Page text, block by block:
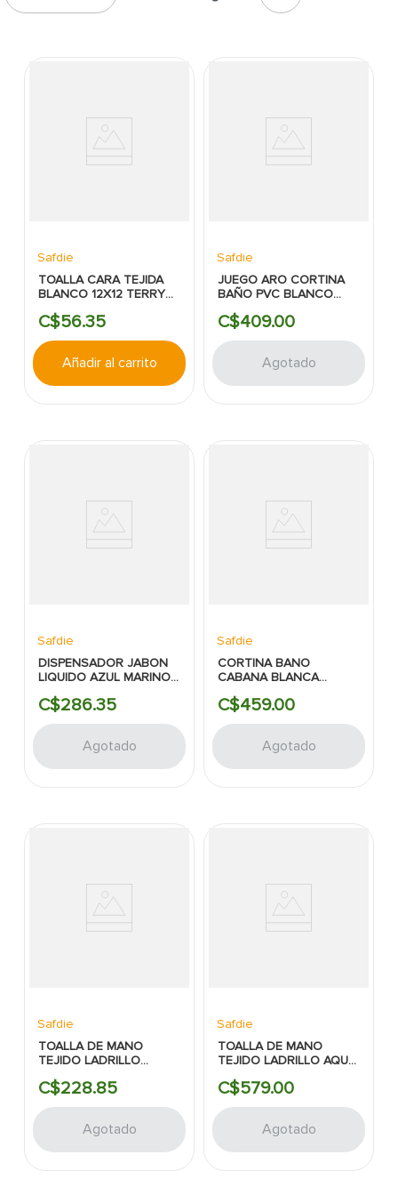
Safdie
TOALLA CARA TEJIDA
BLANCO 12X12 TERRY
SAFDIE
C$56.35
Añadir al carrito
Safdie
JUEGO ARO CORTINA
BAÑO PVC BLANCO
C$409.00
Agotado
Safdie
DISPENSADOR JABON
LIQUIDO AZUL MARINO
2.95X6.69 SAFDIE
C$286.35
Agotado
Safdie
CORTINA BANO
CABANA BLANCA
C$459.00
Agotado
Safdie
TOALLA DE MANO
TEJIDO LADRILLO
DOBBY SAFDIE
C$228.85
Agotado
Safdie
TOALLA DE MANO
TEJIDO LADRILLO AQUA
SAFDIE
C$579.00
Agotado
puerta